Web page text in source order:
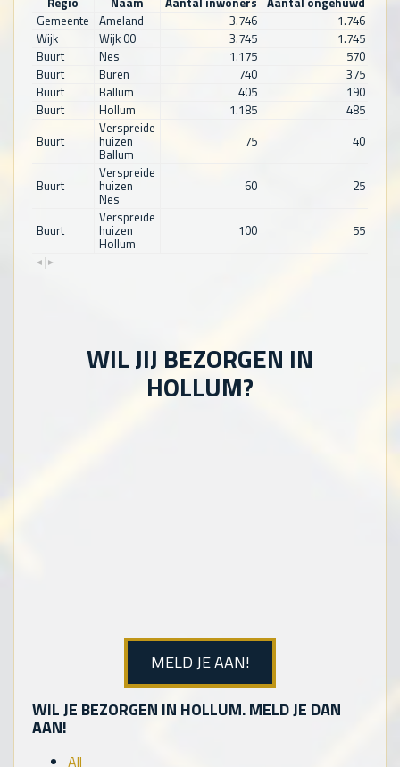
Gemeente Ameland 3.746
1.746
Wijk
Wijk 00 3.745
1.745
Buurt
Nes 1.175
570
Buurt
Buren 740
375
Buurt
Ballum 405
190
Buurt
Hollum 1.185
485
Buurt
Verspreide
huizen
Ballum
75 40
Buurt
Verspreide
huizen
Nes
60 25
Buurt
Verspreide
huizen
Hollum
100 55
WIL JIJ BEZORGEN IN
HOLLUM?
MELD JE AAN!
WIL JE BEZORGEN IN HOLLUM. MELD JE DAN
AAN!
All